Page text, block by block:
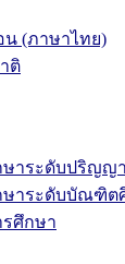
(ภาษาไทย)
ติ
ษาระดับปริญ
ษาระดับบัณฑิต
รศึกษา